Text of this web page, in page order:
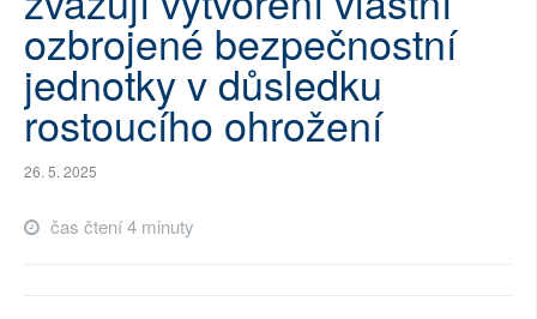
SOCIÁLNÍ SÍTĚ
RUBRIKY
PLNÁ VERZE STRÁNEK
ozbrojené bezpečnostní
jednotky v důsledku
rostoucího ohrožení
26. 5. 2025
čas čtení 4 minuty